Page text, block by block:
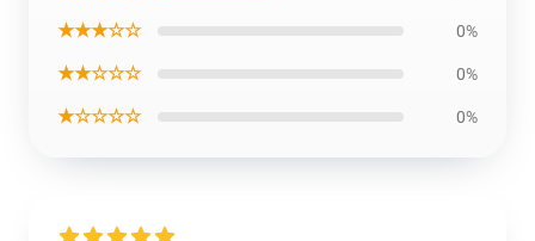
★★★☆☆ 0%
★★☆☆☆ 0%
★☆☆☆☆ 0%